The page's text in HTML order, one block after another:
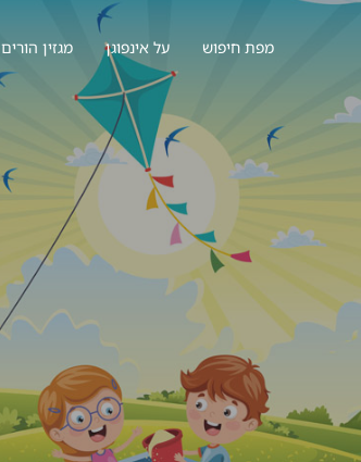
מפת חיפוש על אינפוגן מגזין הורים